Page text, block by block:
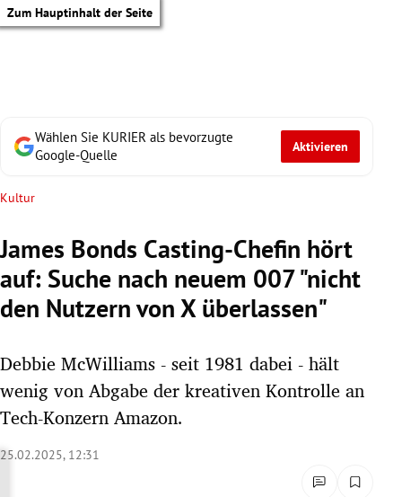
Zum Hauptinhalt der Seite
Untermenü
Untermenü
Wählen Sie KURIER als bevorzugte
Google-Quelle
Aktivieren
Kultur
James Bonds Casting-Chefin hört
auf: Suche nach neuem 007 "nicht
den Nutzern von X überlassen"
Debbie McWilliams - seit 1981 dabei - hält
wenig von Abgabe der kreativen Kontrolle an
Tech-Konzern Amazon.
25.02.2025, 12:31